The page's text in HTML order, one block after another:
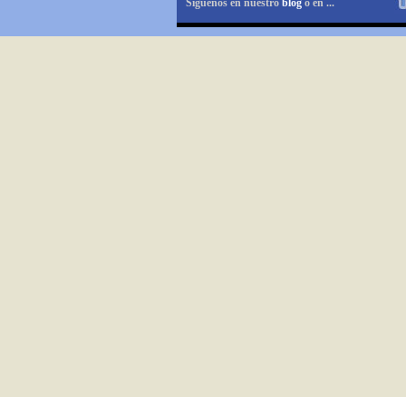
Síguenos en nuestro blogo en ...